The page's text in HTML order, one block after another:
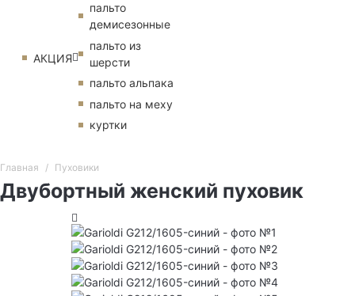
АКЦИЯ
пальто
демисезонные
пальто из
шерсти
пальто альпака
пальто на меху
куртки
Главная Пуховики
Двубортный женский пуховик